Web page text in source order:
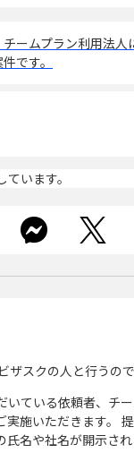
ームプラン利用法人
です。
います。
ザスクの人と行うの
いている依頼者、チ
実施いただきます。
名や社名が開示され